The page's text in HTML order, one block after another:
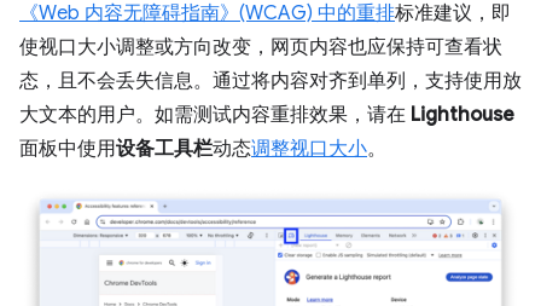
《Web 内容无障碍指南》(WCAG) 中的重排标准建议，即
使视口大小调整或方向改变，网页内容也应保持可查看状
态，且不会丢失信息。通过将内容对齐到单列，支持使用放
大文本的用户。如需测试内容重排效果，请在 Lighthouse
面板中使用设备工具栏动态调整视口大小。